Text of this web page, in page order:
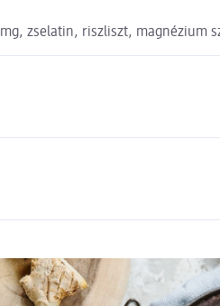
zselatin, riszliszt, magnézium